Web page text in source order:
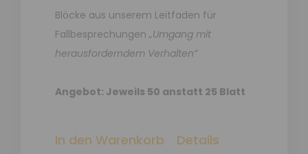
Blöcke aus unserem Leitfaden für
Fallbesprechungen „Umgang mit
herausforderndem Verhalten”
Angebot: Jeweils 50 anstatt 25 Blatt
In den Warenkorb Details